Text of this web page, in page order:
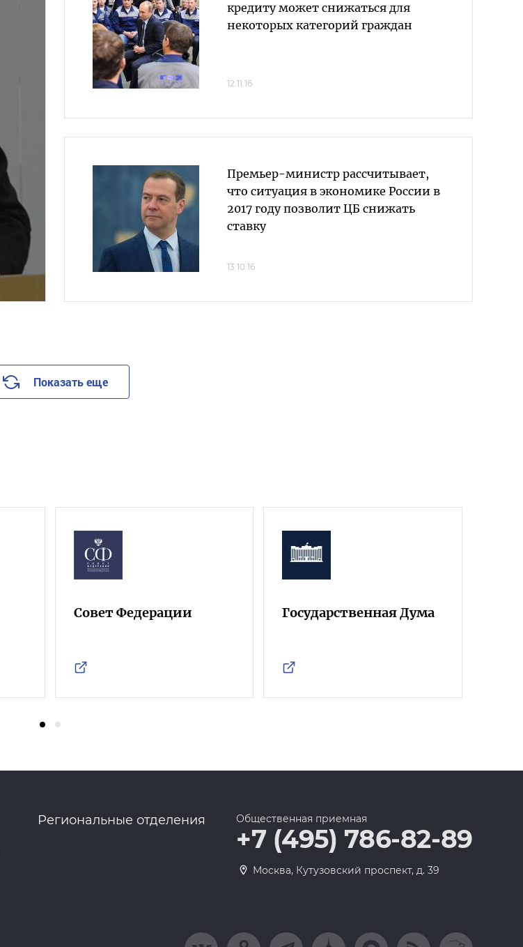
кредиту может снижаться для
некоторых категорий граждан
12.11.16
Премьер-министр рассчитывает,
что ситуация в экономике России в
2017 году позволит ЦБ снижать
ставку
13.10.16
Показать еще
Совет Федерации Государственная Дума
Региональные отделения Общественная приемная
+7 (495) 786-82-89
Москва, Кутузовский проспект, д. 39